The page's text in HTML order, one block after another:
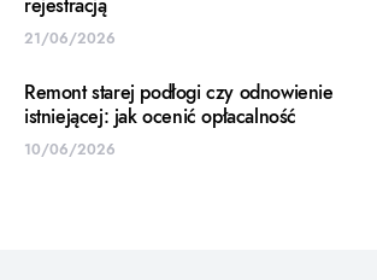
rejestracją
21/06/2026
Remont starej podłogi czy odnowienie
istniejącej: jak ocenić opłacalność
10/06/2026